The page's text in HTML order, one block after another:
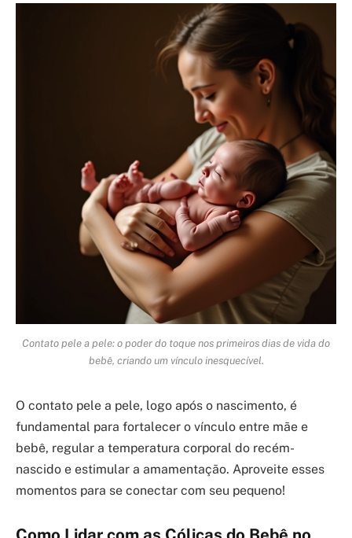
Contato pele a pele: o poder do toque nos primeiros dias de vida do
bebê, criando um vínculo inesquecível.
O contato pele a pele, logo após o nascimento, é
fundamental para fortalecer o vínculo entre mãe e
bebê, regular a temperatura corporal do recém-
nascido e estimular a amamentação. Aproveite esses
momentos para se conectar com seu pequeno!